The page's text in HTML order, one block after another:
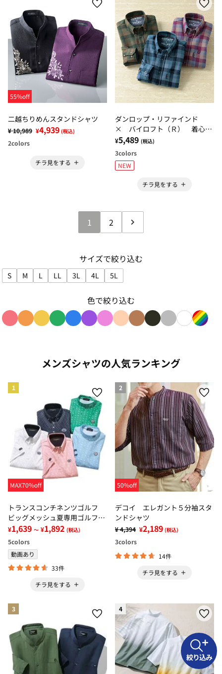
55%off
二越ちりめんスタンドシャツ
¥ 10,989 ¥4,939 (税込)
2colors
チラ見をする
ダンロップ・リファインド
× バイロフト（Ｒ） 着心地
こだわりネルシャツ
¥5,489 (税込)
3colors
NEW
チラ見をする
1 2
サイズで絞り込む
S
サイズで絞り込み: S
M
サイズで絞り込み: M
L
サイズで絞り込み: L
LL
サイズで絞り込み: LL
3L
サイズで絞り込み: 3L
4L
サイズで絞り込み: 4L
5L
サイズで絞り込み: 5L
色で絞り込む
メンズシャツの人気ランキング
1
MAX70%off
トランスコンチネンツゴルフ
ビッグメッシュ夏専用ゴルフシ
ャツ
¥1,639 ～ ¥1,892 (税込)
5colors
動画あり
33件
チラ見をする
2
50%off
デコイ エレガント５分袖スタ
ンドシャツ
¥ 4,394 ¥2,189 (税込)
3colors
14件
チラ見をする
3 4
絞り込み